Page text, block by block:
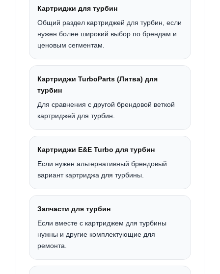
Картриджи для турбин
Общий раздел картриджей для турбин, если
нужен более широкий выбор по брендам и
ценовым сегментам.
Картриджи TurboParts (Литва) для
турбин
Для сравнения с другой брендовой веткой
картриджей для турбин.
Картриджи E&E Turbo для турбин
Если нужен альтернативный брендовый
вариант картриджа для турбины.
Запчасти для турбин
Если вместе с картриджем для турбины
нужны и другие комплектующие для
ремонта.